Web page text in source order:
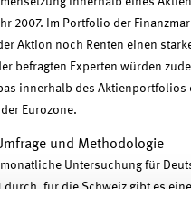
2007. Im Portfolio der
Aktion noch Renten einen
befragten Experten würden
innerhalb des Aktienportfolios
Eurozone.
und Methodologie
monatliche Untersuchung für
durch, für die Schweiz gibt es
der vorliegenden Umfrage ist